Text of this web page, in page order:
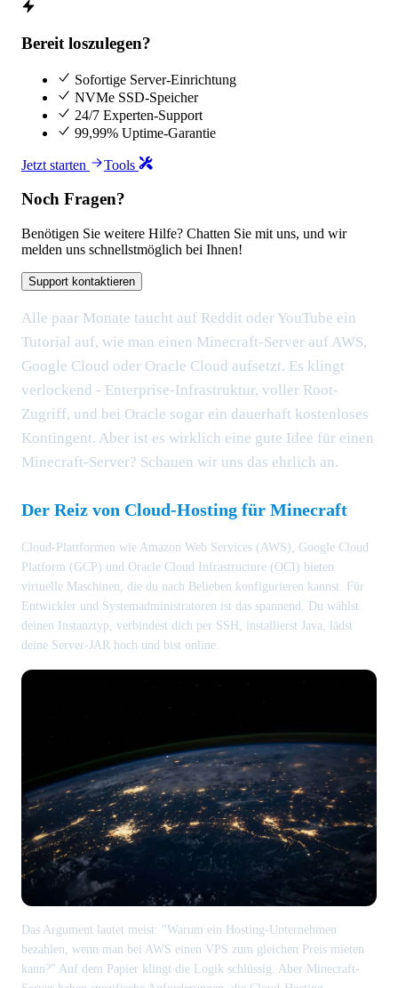
Bereit loszulegen?
Sofortige Server-Einrichtung
NVMe SSD-Speicher
24/7 Experten-Support
99,99% Uptime-Garantie
Jetzt starten Tools
Noch Fragen?
Benötigen Sie weitere Hilfe? Chatten Sie mit uns, und wir
melden uns schnellstmöglich bei Ihnen!
Support kontaktieren
Alle paar Monate taucht auf Reddit oder YouTube ein
Tutorial auf, wie man einen Minecraft-Server auf AWS,
Google Cloud oder Oracle Cloud aufsetzt. Es klingt
verlockend - Enterprise-Infrastruktur, voller Root-
Zugriff, und bei Oracle sogar ein dauerhaft kostenloses
Kontingent. Aber ist es wirklich eine gute Idee für einen
Minecraft-Server? Schauen wir uns das ehrlich an.
Der Reiz von Cloud-Hosting für Minecraft
Cloud-Plattformen wie Amazon Web Services (AWS), Google Cloud
Platform (GCP) und Oracle Cloud Infrastructure (OCI) bieten
virtuelle Maschinen, die du nach Belieben konfigurieren kannst. Für
Entwickler und Systemadministratoren ist das spannend. Du wählst
deinen Instanztyp, verbindest dich per SSH, installierst Java, lädst
deine Server-JAR hoch und bist online.
Das Argument lautet meist: "Warum ein Hosting-Unternehmen
bezahlen, wenn man bei AWS einen VPS zum gleichen Preis mieten
kann?" Auf dem Papier klingt die Logik schlüssig. Aber Minecraft-